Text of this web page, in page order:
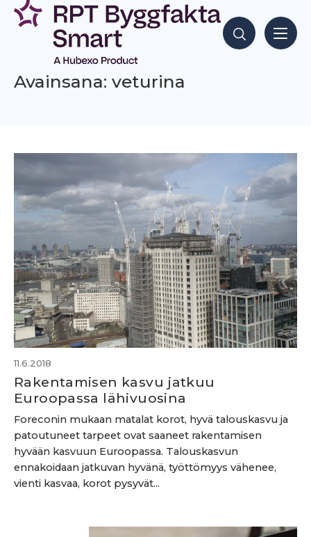
Siirry
sisältöön
Hae sisältöjä
Avainsana: veturina
11.6.2018
Rakentamisen kasvu jatkuu
Euroopassa lähivuosina
Foreconin mukaan matalat korot, hyvä talouskasvu ja
patoutuneet tarpeet ovat saaneet rakentamisen
hyvään kasvuun Euroopassa. Talouskasvun
ennakoidaan jatkuvan hyvänä, työttömyys vähenee,
vienti kasvaa, korot pysyvät...